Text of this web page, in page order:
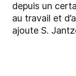
depuis un
au travail et
ajoute S.